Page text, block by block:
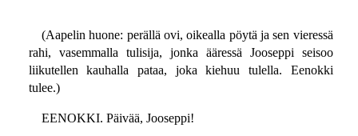
(Aapelin huone: perällä ovi, oikealla pöytä ja sen vieressä
rahi, vasemmalla tulisija, jonka ääressä Jooseppi seisoo
liikutellen kauhalla pataa, joka kiehuu tulella. Eenokki
tulee.)
EENOKKI. Päivää, Jooseppi!